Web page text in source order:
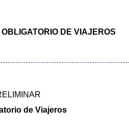
DE VIAJEROS
de Viajeros